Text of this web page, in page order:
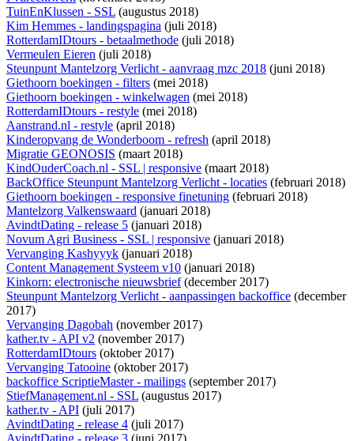
TuinEnKlussen - SSL (augustus 2018)
Kim Hemmes - landingspagina (juli 2018)
RotterdamIDtours - betaalmethode (juli 2018)
Vermeulen Eieren (juli 2018)
Steunpunt Mantelzorg Verlicht - aanvraag mzc 2018 (juni 2018)
Giethoorn boekingen - filters (mei 2018)
Giethoorn boekingen - winkelwagen (mei 2018)
RotterdamIDtours - restyle (mei 2018)
Aanstrand.nl - restyle (april 2018)
Kinderopvang de Wonderboom - refresh (april 2018)
Migratie GEONOSIS (maart 2018)
KindOuderCoach.nl - SSL | responsive (maart 2018)
BackOffice Steunpunt Mantelzorg Verlicht - locaties (februari 2018)
Giethoorn boekingen - responsive finetuning (februari 2018)
Mantelzorg Valkenswaard (januari 2018)
AvindtDating - release 5 (januari 2018)
Novum Agri Business - SSL | responsive (januari 2018)
Vervanging Kashyyyk (januari 2018)
Content Management Systeem v10 (januari 2018)
Kinkorn: electronische nieuwsbrief(december 2017)
Steunpunt Mantelzorg Verlicht - aanpassingen backoffice (december
2017)
Vervanging Dagobah (november 2017)
kather.tv - API v2 (november 2017)
RotterdamIDtours (oktober 2017)
Vervanging Tatooine (oktober 2017)
backoffice ScriptieMaster - mailings (september 2017)
StiefManagement.nl - SSL (augustus 2017)
kather.tv - API (juli 2017)
AvindtDating - release 4 (juli 2017)